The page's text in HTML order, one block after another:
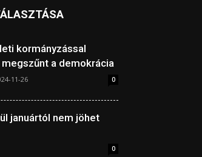
kormányzással
a demokrácia
11-26 0
januártól nem jöhet
0